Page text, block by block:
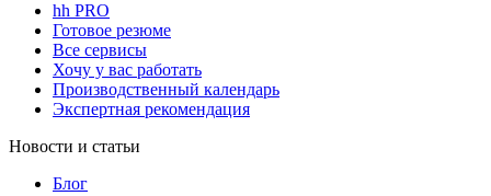
hh PRO
Готовое резюме
Все сервисы
Хочу у вас работать
Производственный календарь
Экспертная рекомендация
Новости и статьи
Блог